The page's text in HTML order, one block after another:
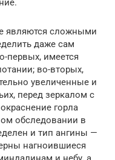
являются сложными
даже сам
первых, имеется
во-вторых,
увеличенные и
перед зеркалом с
горла
обследовании в
и тип ангины —
нагноившиеся